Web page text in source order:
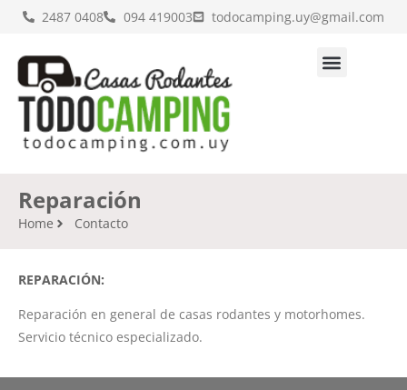
2487 0408 094 419003 todocamping.uy@gmail.com
Reparación
Home Contacto
REPARACIÓN:
Reparación en general de casas rodantes y motorhomes.
Servicio técnico especializado.